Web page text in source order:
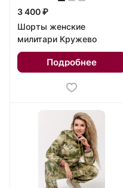
3 400 ₽
Шорты женские
милитари Кружево
Подробнее